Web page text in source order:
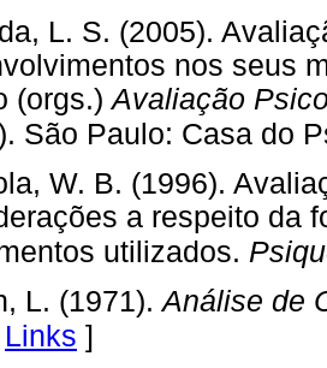
L. S. (2005).
nos seus
(orgs.)Avaliação
São Paulo: Casa do
W. B. (1996).
a respeito da
utilizados.
L. (1971).Análise de
Links ]